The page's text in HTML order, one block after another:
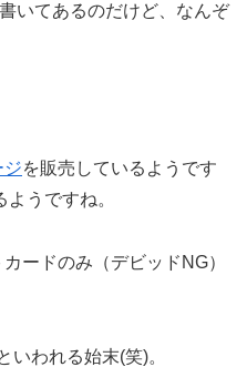
いてあるのだけど、なんぞ
ジを販売しているようです
うですね。
ードのみ（デビッドNG）
いわれる始末(笑)。